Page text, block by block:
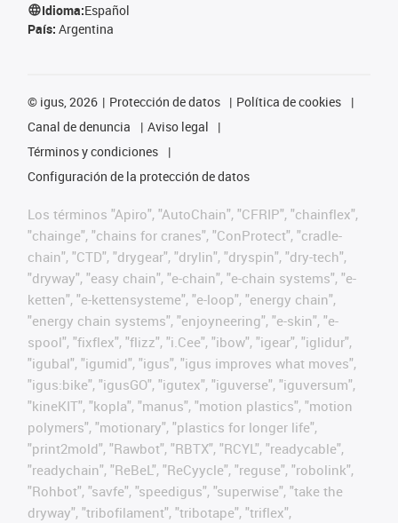
Idioma:Español
País: Argentina
© igus, 2026 Protección de datos
Política de cookies
Canal de denuncia
Aviso legal
Términos y condiciones
Configuración de la protección de datos
Los términos "Apiro", "AutoChain", "CFRIP", "chainflex",
"chainge", "chains for cranes", "ConProtect", "cradle-
chain", "CTD", "drygear", "drylin", "dryspin", "dry-tech",
"dryway", "easy chain", "e-chain", "e-chain systems", "e-
ketten", "e-kettensysteme", "e-loop", "energy chain",
"energy chain systems", "enjoyneering", "e-skin", "e-
spool", "fixflex", "flizz", "i.Cee", "ibow", "igear", "iglidur",
"igubal", "igumid", "igus", "igus improves what moves",
"igus:bike", "igusGO", "igutex", "iguverse", "iguversum",
"kineKIT", "kopla", "manus", "motion plastics", "motion
polymers", "motionary", "plastics for longer life",
"print2mold", "Rawbot", "RBTX", "RCYL", "readycable",
"readychain", "ReBeL", "ReCyycle", "reguse", "robolink",
"Rohbot", "savfe", "speedigus", "superwise", "take the
dryway", "tribofilament", "tribotape", "triflex",